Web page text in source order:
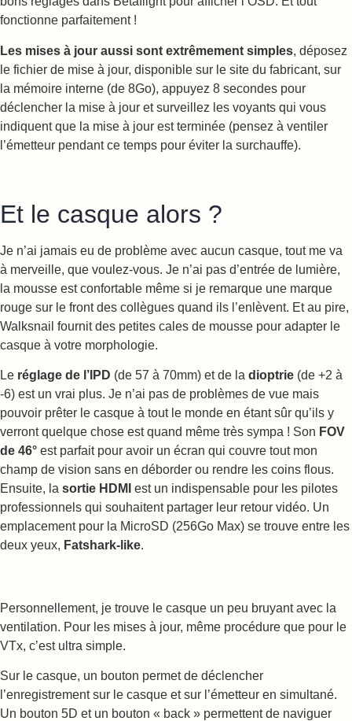
fonctionne parfaitement !
Les mises à jour aussi sont extrêmement simples, déposez
le fichier de mise à jour, disponible sur le site du fabricant, sur
la mémoire interne (de 8Go), appuyez 8 secondes pour
déclencher la mise à jour et surveillez les voyants qui vous
indiquent que la mise à jour est terminée (pensez à ventiler
l’émetteur pendant ce temps pour éviter la surchauffe).
Et le casque alors ?
Je n’ai jamais eu de problème avec aucun casque, tout me va
à merveille, que voulez-vous. Je n’ai pas d’entrée de lumière,
la mousse est confortable même si je remarque une marque
rouge sur le front des collègues quand ils l’enlèvent. Et au pire,
Walksnail fournit des petites cales de mousse pour adapter le
casque à votre morphologie.
Le réglage de l’IPD (de 57 à 70mm) et de la dioptrie (de +2 à
-6) est un vrai plus. Je n’ai pas de problèmes de vue mais
pouvoir prêter le casque à tout le monde en étant sûr qu’ils y
verront quelque chose est quand même très sympa ! Son FOV
de 46° est parfait pour avoir un écran qui couvre tout mon
champ de vision sans en déborder ou rendre les coins flous.
Ensuite, la sortie HDMI est un indispensable pour les pilotes
professionnels qui souhaitent partager leur retour vidéo. Un
emplacement pour la MicroSD (256Go Max) se trouve entre les
deux yeux, Fatshark-like.
Personnellement, je trouve le casque un peu bruyant avec la
ventilation. Pour les mises à jour, même procédure que pour le
VTx, c’est ultra simple.
Sur le casque, un bouton permet de déclencher
l’enregistrement sur le casque et sur l’émetteur en simultané.
Un bouton 5D et un bouton « back » permettent de naviguer